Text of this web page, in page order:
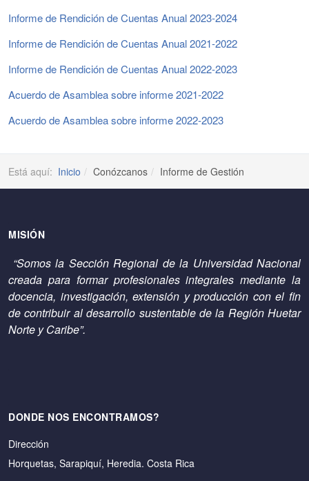
Informe de Rendición de Cuentas Anual 2023-2024
Informe de Rendición de Cuentas Anual 2021-2022
Informe de Rendición de Cuentas Anual 2022-2023
Acuerdo de Asamblea sobre informe 2021-2022
Acuerdo de Asamblea sobre informe 2022-2023
Está aquí: Inicio Conózcanos Informe de Gestión
MISIÓN
“Somos la Sección Regional de la Universidad Nacional
creada para formar profesionales integrales mediante la
docencia, investigación, extensión y producción con el fin
de contribuir al desarrollo sustentable de la Región Huetar
Norte y Caribe”.
DONDE NOS ENCONTRAMOS?
Dirección
Horquetas, Sarapiquí, Heredia. Costa Rica